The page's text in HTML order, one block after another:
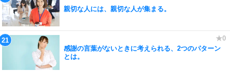
親切な人には、親切な人が集まる。
感謝の言葉がないときに考えられる、2つのパターン
とは。